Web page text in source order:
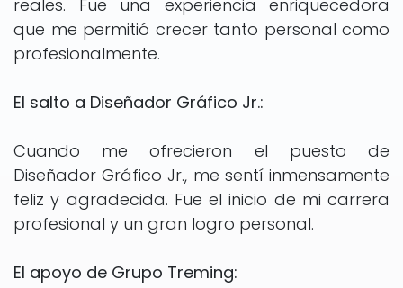
reales. Fue una experiencia enriquecedora
que me permitió crecer tanto personal como
profesionalmente.
El salto a Diseñador Gráfico Jr.:
Cuando me ofrecieron el puesto de
Diseñador Gráfico Jr., me sentí inmensamente
feliz y agradecida. Fue el inicio de mi carrera
profesional y un gran logro personal.
El apoyo de Grupo Treming: